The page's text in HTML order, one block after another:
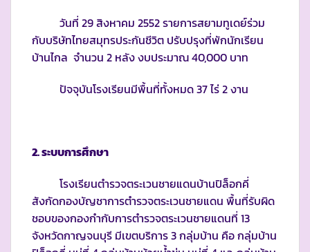
วันที่ 29 สิงหาคม 2552 รายการสยามทูเดย์ร่วม
กับบริษัทไทยสมุทรประกันชีวิต ปรับปรุงที่พักนักเรียน
บ้านไกล จำนวน 2 หลัง งบประมาณ 40,000 บาท
ปัจจุบันโรงเรียนมีพื้นที่ทั้งหมด 37 ไร่ 2 งาน
2. ระบบการศึกษา
โรงเรียนตำรวจตระเวนชายแดนบ้านปิล็อกคี่
สังกัดกองบัญชาการตำรวจตระเวนชายแดน พื้นที่รับผิด
ชอบของกองกำกับการตำรวจตระเวนชายแดนที่ 13
จังหวัดกาญจนบุรี มีเขตบริการ 3 กลุ่มบ้าน คือ กลุ่มบ้าน